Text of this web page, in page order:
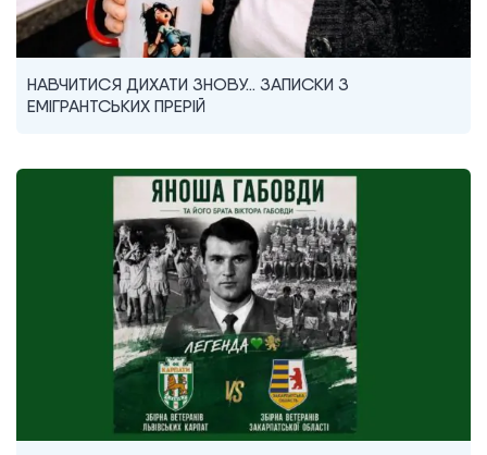
НАВЧИТИСЯ ДИХАТИ ЗНОВУ… ЗАПИСКИ З
ЕМІГРАНТСЬКИХ ПРЕРІЙ